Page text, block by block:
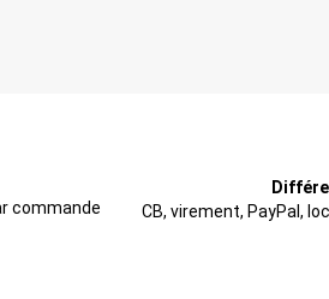
commande
CB, virement, PayPal,